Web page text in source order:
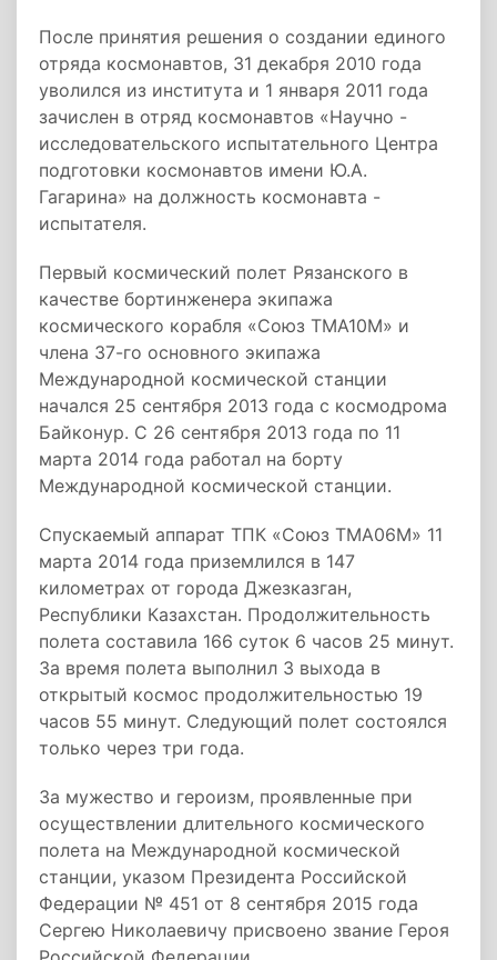
После принятия решения о создании единого
отряда космонавтов, 31 декабря 2010 года
уволился из института и 1 января 2011 года
зачислен в отряд космонавтов «Научно -
исследовательского испытательного Центра
подготовки космонавтов имени Ю.А.
Гагарина» на должность космонавта­ -
испытателя.
Первый космический полет Рязанского в
качестве бортинженера­ экипажа
космического корабля «Союз ТМА­10М» и
члена 37­-го основного экипажа
Международной космической станции
начался 25 сентября 2013 года с космодрома
Байконур. С 26 сентября 2013 года по 11
марта 2014 года работал на борту
Международной космической станции.
Спускаемый аппарат ТПК «Союз ТМА­06М» 11
марта 2014 года приземлился в 147
километрах от города Джезказган,
Республики Казахстан. Продолжительность
полета составила 166 суток 6 часов 25 минут.
За время полета выполнил 3 выхода в
открытый космос продолжительностью 19
часов 55 минут. Следующий полет состоялся
только через три года.
За мужество и героизм, проявленные при
осуществлении длительного космического
полета на Международной космической
станции, указом Президента Российской
Федерации № 451 от 8 сентября 2015 года
Сергею Николаевичу присвоено звание Героя